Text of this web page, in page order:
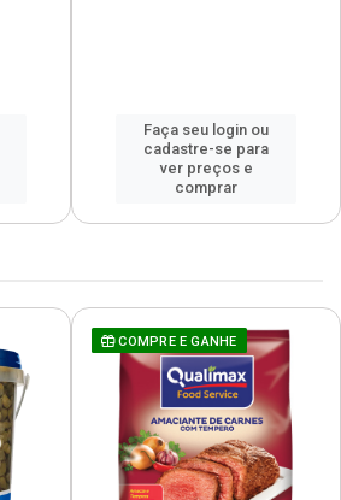
Faça seu login ou
cadastre-se para
ver preços e
comprar
COMPRE E GANHE